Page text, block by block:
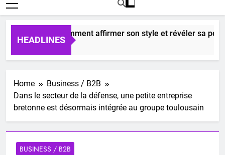
HEADLINES
: comment affirmer son style et révéler sa
Home
Business / B2B
Dans le secteur de la défense, une petite entreprise
bretonne est désormais intégrée au groupe toulousain
BUSINESS / B2B